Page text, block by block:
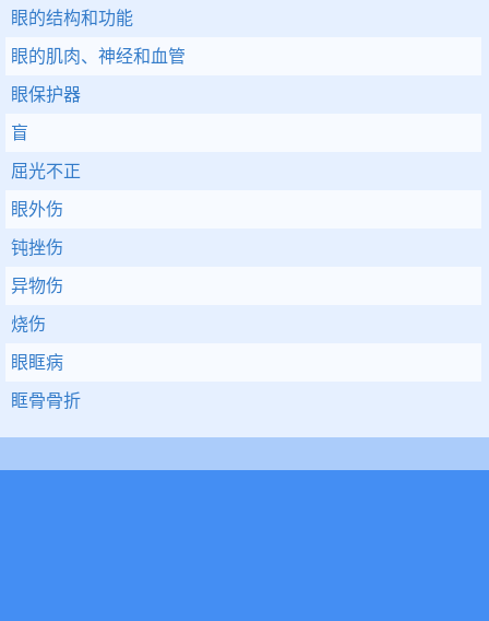
眼的结构和功能
眼的肌肉、神经和血管
眼保护器
盲
屈光不正
眼外伤
钝挫伤
异物伤
烧伤
眼眶病
眶骨骨折